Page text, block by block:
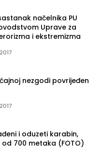
načelnika PU
Uprave za
i ekstremizma
nezgodi povrijeđen
i oduzeti karabin,
od 700 metaka (FOTO)